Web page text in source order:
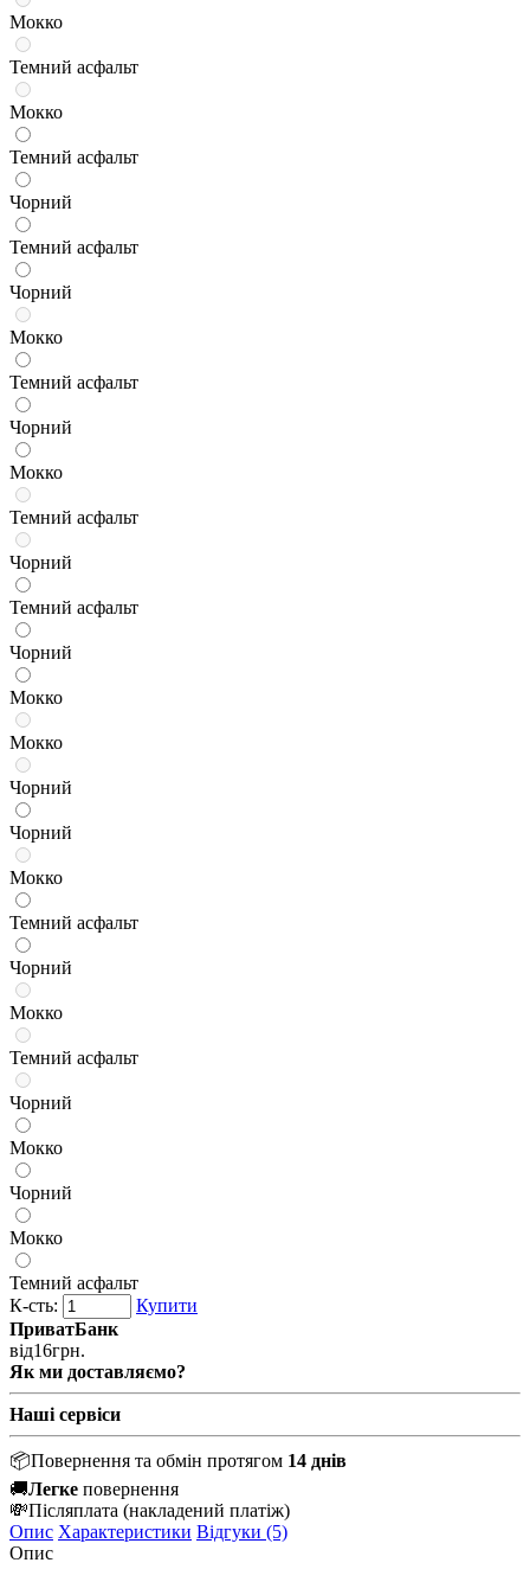
Мокко
Темний асфальт
Мокко
Темний асфальт
Чорний
Темний асфальт
Чорний
Мокко
Темний асфальт
Чорний
Мокко
Темний асфальт
Чорний
Темний асфальт
Чорний
Мокко
Мокко
Чорний
Чорний
Мокко
Темний асфальт
Чорний
Мокко
Темний асфальт
Чорний
Мокко
Чорний
Мокко
Темний асфальт
К-сть:
Купити
ПриватБанк
від16грн.
Як ми доставляємо?
Наші сервіси
📦Повернення та обмін протягом 14 днів
🚚Легке повернення
💸Післяплата (накладений платіж)
Опис Характеристики Відгуки (5)
Опис